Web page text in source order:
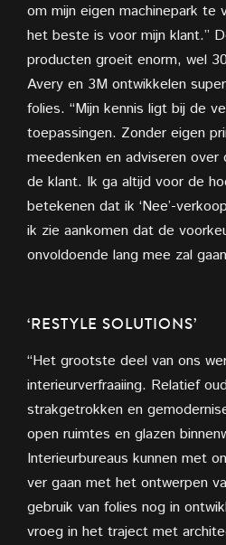
om mijn eigen machinepark te
het beste is voor mijn klant.”
producten groeit enorm, wel
Avery en 3M ontwikkelen
folies. “Mijn kennis ligt bij de
toepassingen. Zonder eigen
meedenken en adviseren
de klant. Ik ga altijd voor de
betekenen dat ik ‘Nee’-
ik zie aankomen dat de
onvoldoende lang mee zal
‘RESTYLE SOLUTIONS’
“Het grootste deel van ons
interieurverfraaiing. Relatief
strakgetrokken en
open ruimtes en glazen
Interieurbureaus kunnen met
ver gaan met het ontwerpen
gebruik van folies nog in
vroeg in het traject met